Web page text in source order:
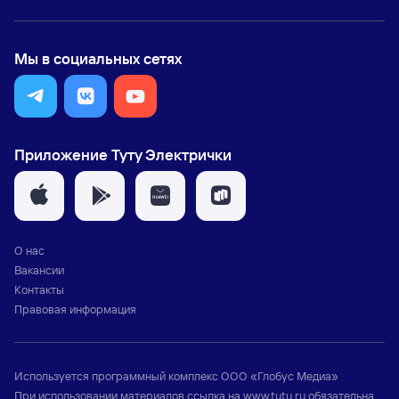
Мы в социальных сетях
Приложение Туту Электрички
О нас
Вакансии
Контакты
Правовая информация
Используется программный комплексООО «Глобус Медиа»
При использовании материалов ссылка на www.tutu.ruобязательна